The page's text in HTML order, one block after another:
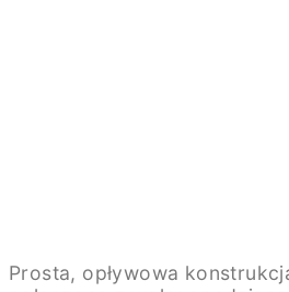
Prosta, opływowa